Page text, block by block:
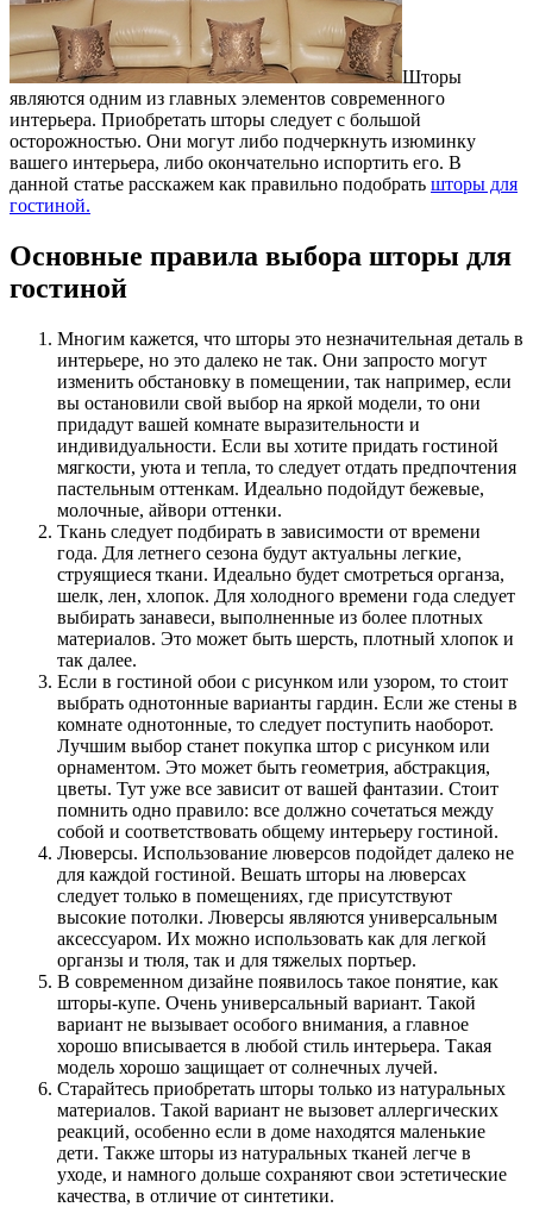
Шторы
являются одним из главных элементов современного
интерьера. Приобретать шторы следует с большой
осторожностью. Они могут либо подчеркнуть изюминку
вашего интерьера, либо окончательно испортить его. В
данной статье расскажем как правильно подобрать шторы для
гостиной.
Основные правила выбора шторы для
гостиной
Многим кажется, что шторы это незначительная деталь в
интерьере, но это далеко не так. Они запросто могут
изменить обстановку в помещении, так например, если
вы остановили свой выбор на яркой модели, то они
придадут вашей комнате выразительности и
индивидуальности. Если вы хотите придать гостиной
мягкости, уюта и тепла, то следует отдать предпочтения
пастельным оттенкам. Идеально подойдут бежевые,
молочные, айвори оттенки.
Ткань следует подбирать в зависимости от времени
года. Для летнего сезона будут актуальны легкие,
струящиеся ткани. Идеально будет смотреться органза,
шелк, лен, хлопок. Для холодного времени года следует
выбирать занавеси, выполненные из более плотных
материалов. Это может быть шерсть, плотный хлопок и
так далее.
Если в гостиной обои с рисунком или узором, то стоит
выбрать однотонные варианты гардин. Если же стены в
комнате однотонные, то следует поступить наоборот.
Лучшим выбор станет покупка штор с рисунком или
орнаментом. Это может быть геометрия, абстракция,
цветы. Тут уже все зависит от вашей фантазии. Стоит
помнить одно правило: все должно сочетаться между
собой и соответствовать общему интерьеру гостиной.
Люверсы. Использование люверсов подойдет далеко не
для каждой гостиной. Вешать шторы на люверсах
следует только в помещениях, где присутствуют
высокие потолки. Люверсы являются универсальным
аксессуаром. Их можно использовать как для легкой
органзы и тюля, так и для тяжелых портьер.
В современном дизайне появилось такое понятие, как
шторы-купе. Очень универсальный вариант. Такой
вариант не вызывает особого внимания, а главное
хорошо вписывается в любой стиль интерьера. Такая
модель хорошо защищает от солнечных лучей.
Старайтесь приобретать шторы только из натуральных
материалов. Такой вариант не вызовет аллергических
реакций, особенно если в доме находятся маленькие
дети. Также шторы из натуральных тканей легче в
уходе, и намного дольше сохраняют свои эстетические
качества, в отличие от синтетики.